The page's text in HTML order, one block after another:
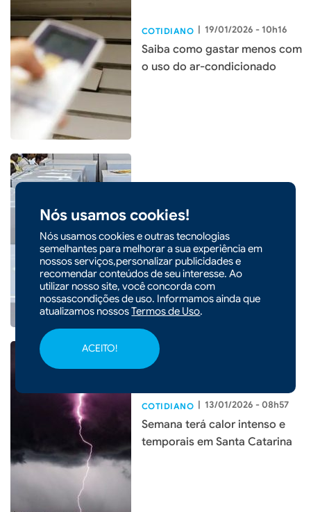
Nós usamos cookies!
Nós usamos cookies e outras tecnologias
semelhantes para melhorar a sua experiência em
nossos serviços,personalizar publicidades e
recomendar conteúdos de seu interesse. Ao
utilizar nosso site, você concorda com
nossascondições de uso. Informamos ainda que
atualizamos nossosTermos de Uso.
ACEITO!
COTIDIANO | 19/01/2026 - 10h16
Saiba como gastar menos com
o uso do ar-condicionado
COTIDIANO
geladeira para reduzir
consumo de energia
COTIDIANO | 13/01/2026 - 08h57
Semana terá calor intenso e
temporais em Santa Catarina